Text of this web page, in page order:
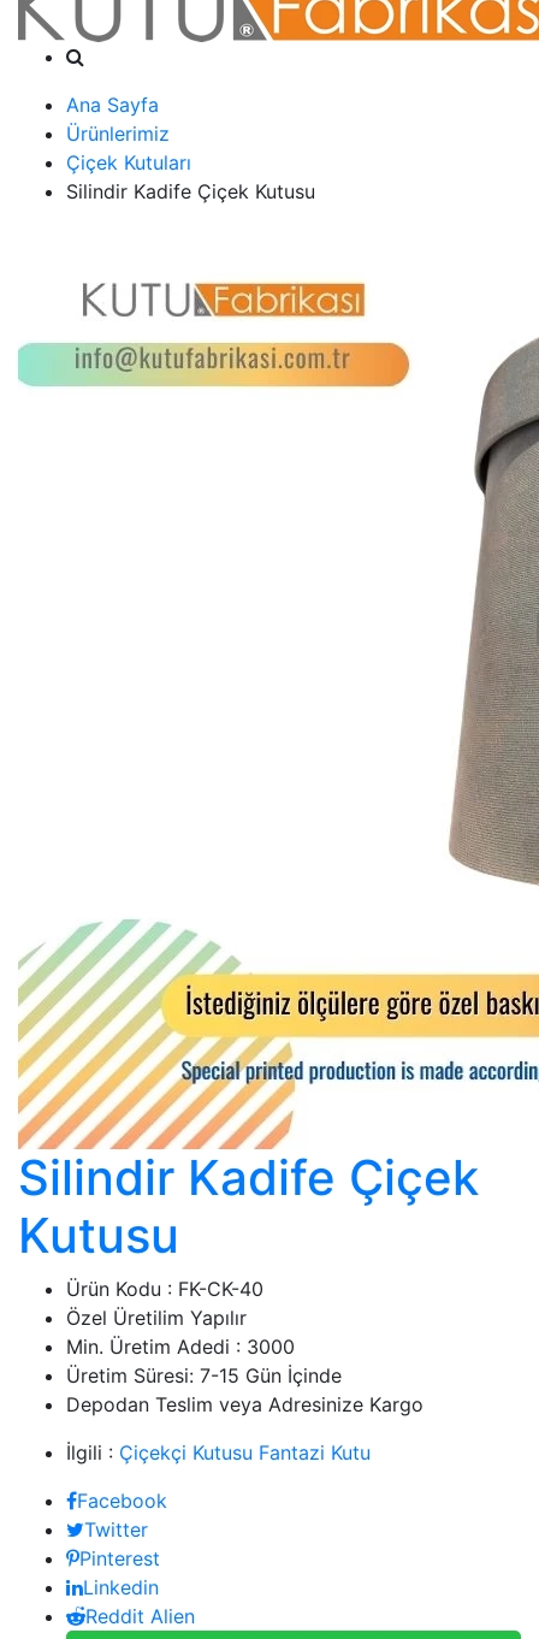
Ana Sayfa
Ürünlerimiz
Çiçek Kutuları
Silindir Kadife Çiçek Kutusu
Silindir Kadife Çiçek
Kutusu
Ürün Kodu : FK-CK-40
Özel Üretilim Yapılır
Min. Üretim Adedi : 3000
Üretim Süresi: 7-15 Gün İçinde
Depodan Teslim veya Adresinize Kargo
İlgili : Çiçekçi Kutusu Fantazi Kutu
Facebook
Twitter
Pinterest
Linkedin
Reddit Alien